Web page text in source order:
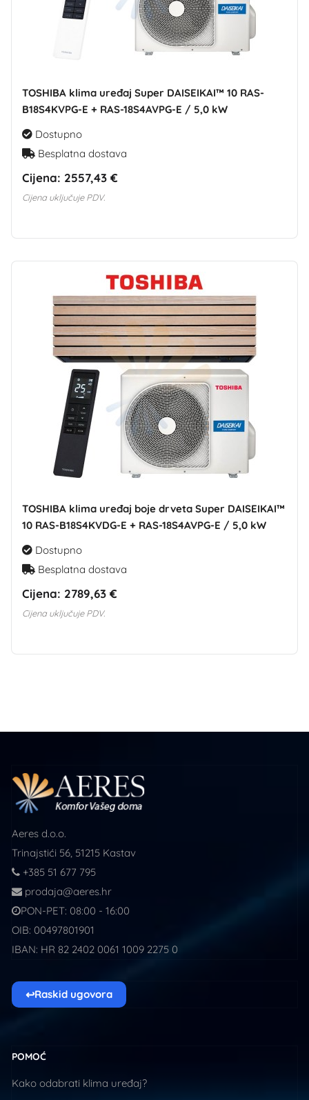
TOSHIBA klima uređaj Super DAISEIKAI™ 10 RAS-
B18S4KVPG-E + RAS-18S4AVPG-E / 5,0 kW
Dostupno
Besplatna dostava
Cijena: 2557,43 €
Cijena uključuje PDV.
TOSHIBA klima uređaj boje drveta Super DAISEIKAI™
10 RAS-B18S4KVDG-E + RAS-18S4AVPG-E / 5,0 kW
Dostupno
Besplatna dostava
Cijena: 2789,63 €
Cijena uključuje PDV.
Aeres d.o.o.
Trinajstići 56, 51215 Kastav
+385 51 677 795
prodaja@aeres.hr
PON-PET: 08:00 - 16:00
OIB: 00497801901
IBAN: HR 82 2402 0061 1009 2275 0
↩Raskid ugovora
POMOĆ
Kako odabrati klima uređaj?